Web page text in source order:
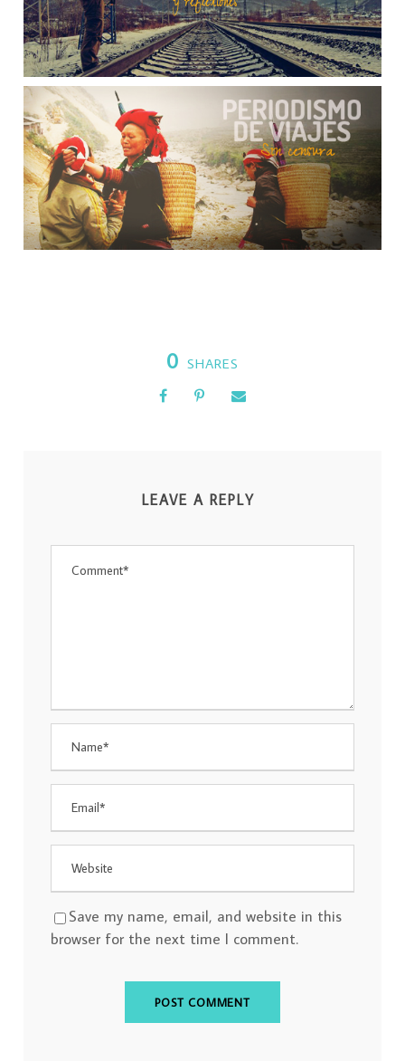
0 SHARES
LEAVE A REPLY
Save my name, email, and website in this
browser for the next time I comment.